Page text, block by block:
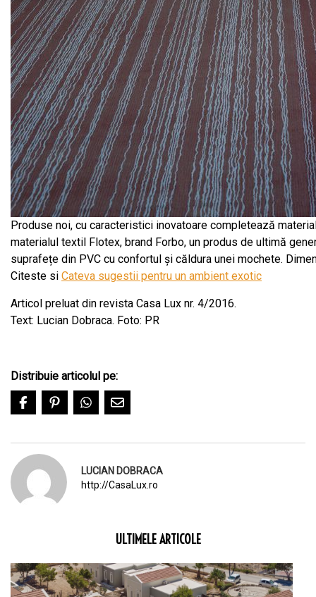
Produse noi, cu caracteristici inovatoare completează
materialul textil Flotex, brand Forbo, un produs de ultimă
suprafețe din PVC cu confortul și căldura unei mochete.
Citeste si Cateva sugestii pentru un ambient exotic
Articol preluat din revista Casa Lux nr. 4/2016.
Text: Lucian Dobraca. Foto: PR
Distribuie articolul pe:
LUCIAN DOBRACA
http://CasaLux.ro
ULTIMELE ARTICOLE